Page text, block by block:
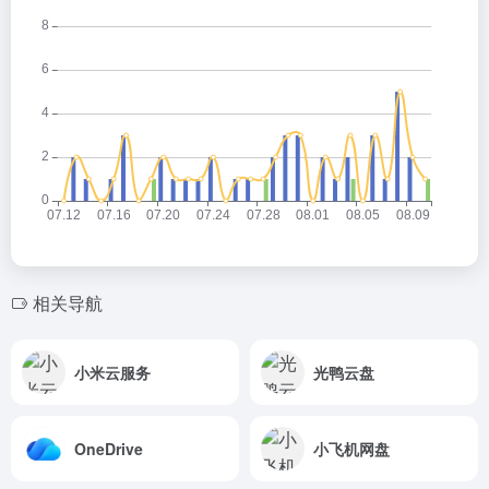
相关导航
小米云服务 光鸭云盘
OneDrive 小飞机网盘